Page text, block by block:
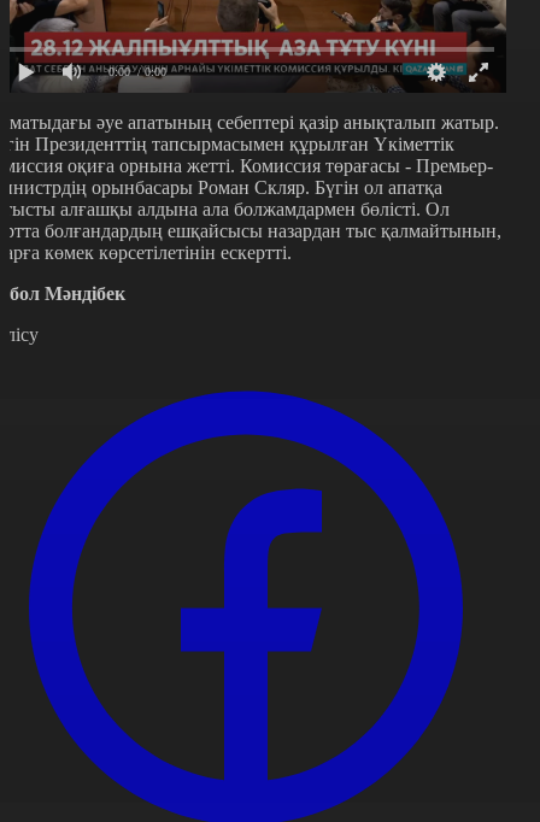
0:00 / 0:00
әуе апатының себептері қазір анықталып жатыр.
Президенттің тапсырмасымен құрылған Үкіметтік
оқиға орнына жетті. Комиссия төрағасы - Премьер-
орынбасары Роман Скляр. Бүгін ол апатқа
алғашқы алдына ала болжамдармен бөлісті. Ол
болғандардың ешқайсысы назардан тыс қалмайтынын,
көмек көрсетілетінін ескертті.
Мәндібек